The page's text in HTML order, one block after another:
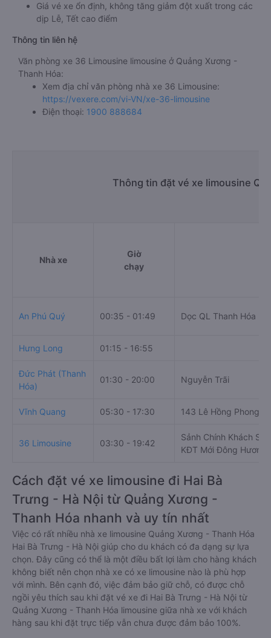
Giá vé xe ổn định, không tăng giảm đột xuất trong các
dịp Lễ, Tết cao điểm
Thông tin liên hệ
Văn phòng xe 36 Limousine limousine ở Quảng Xương -
Thanh Hóa:
Xem địa chỉ văn phòng nhà xe 36 Limousine:
https://vexere.com/vi-VN/xe-36-limousine
Điện thoại: 1900 888684
Thông tin đặt vé xe limousine
Nhà xe
Giờ
chạy
An Phú Quý 00:35 - 01:49 Dọc QL Thanh Hóa
Hưng Long 01:15 - 16:55
Đức Phát (Thanh
Hóa)
01:30 - 20:00 Nguyễn Trãi
Vĩnh Quang 05:30 - 17:30 143 Lê Hồng Phong
36 Limousine 03:30 - 19:42
Sảnh Chính Khách
KĐT Mới Đông Hương
Cách đặt vé xe limousine đi Hai Bà
Trưng - Hà Nội từ Quảng Xương -
Thanh Hóa nhanh và uy tín nhất
Việc có rất nhiều nhà xe limousine Quảng Xương - Thanh Hóa
Hai Bà Trưng - Hà Nội giúp cho du khách có đa dạng sự lựa
chọn. Đây cũng có thể là một điều bất lợi làm cho hàng khách
không biết nên chọn nhà xe có xe limousine nào là phù hợp
với mình. Bên cạnh đó, việc đảm bảo giữ chỗ, có được chỗ
ngồi yêu thích sau khi đặt vé xe đi Hai Bà Trưng - Hà Nội từ
Quảng Xương - Thanh Hóa limousine giữa nhà xe với khách
hàng sau khi đặt trực tiếp vẫn chưa được đảm bảo 100%.